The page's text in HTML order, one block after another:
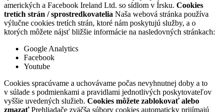
amerických a Facebook Ireland Ltd. so sídlom v Írsku. Cookies
tretích strán / sprostredkovatelia Naša webová stránka používa
výlučne cookies tretích strán, ktoré nám poskytujú služby, a o
ktorých môžete nájsť bližšie informácie na nasledovných stránkach:
Google Analytics
Facebook
Youtube
Cookies spracúvame a uchovávame počas nevyhnutnej doby a to
v súlade s podmienkami a pravidlami jednotlivých poskytovateľov
vyššie uvedených služieb. Cookies môžete zablokovať alebo
zmazaťPrehliadače zväčša súbory cookies automaticky prijímajú